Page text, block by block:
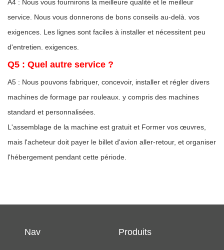
A4 : Nous vous fournirons la meilleure qualité et le meilleur
service. Nous vous donnerons de bons conseils au-delà. vos
exigences. Les lignes sont faciles à installer et nécessitent peu
d'entretien. exigences.
Q5 : Quel autre service ?
A5 : Nous pouvons fabriquer, concevoir, installer et régler divers
machines de formage par rouleaux. y compris des machines
standard et personnalisées.
L'assemblage de la machine est gratuit et Former vos œuvres,
mais l'acheteur doit payer le billet d'avion aller-retour, et organiser
l'hébergement pendant cette période.
Nav Produits